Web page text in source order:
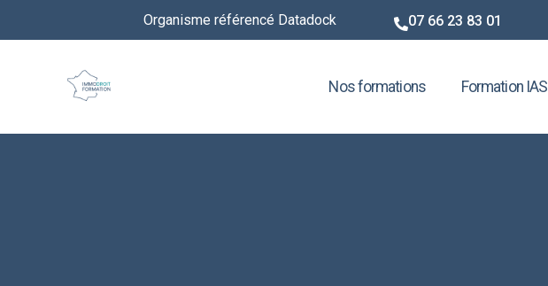
Organisme référencé Datadock 07 66 23 83 01
Nos formations Formation IAS